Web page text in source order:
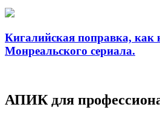
Кигалийская поправка, как
Монреальского сериала.
АПИК для